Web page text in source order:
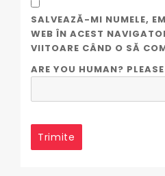
SALVEAZĂ-MI NUMELE,
WEB ÎN ACEST
VIITOARE CÂND O SĂ
ARE YOU HUMAN?